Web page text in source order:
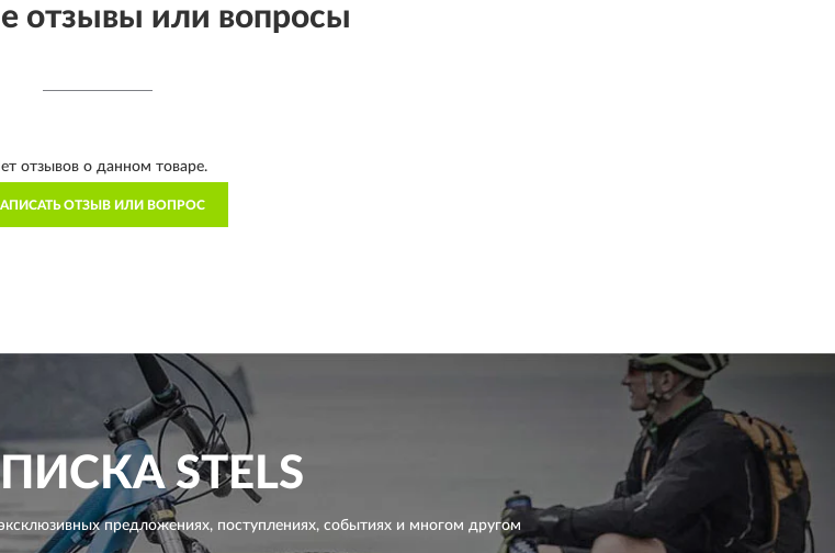
отзывы или вопросы
отзывов о данном товаре.
ОТЗЫВ ИЛИ ВОПРОС
STELS
предложениях,поступлениях, событиях и многом другом